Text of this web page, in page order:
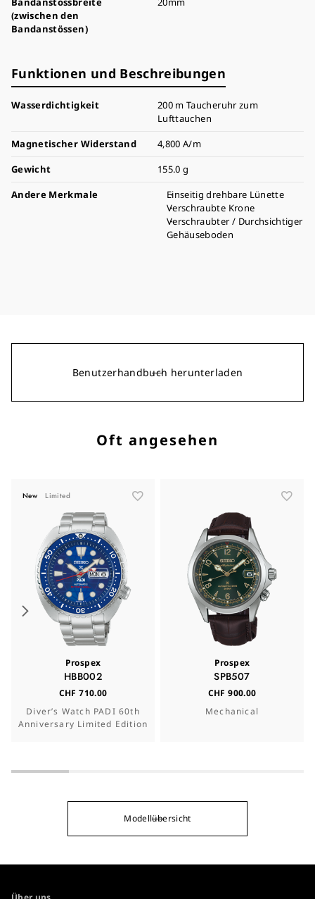
(zwischen den
Bandanstössen)
Funktionen und Beschreibungen
Wasserdichtigkeit
200 m Taucheruhr zum
Lufttauchen
Magnetischer Widerstand
4,800 A/m
Gewicht
155.0 g
Andere Merkmale
Einseitig drehbare Lünette
Verschraubte Krone
Verschraubter / Durchsichtiger
Gehäuseboden
Benutzerhandbuch herunterladen
Oft angesehen
New Limited
Prospex
HBB002
CHF 710.00
Diver’s Watch PADI 60th
Anniversary Limited Edition
Prospex
SPB507
CHF 900.00
Mechanical
Modellübersicht